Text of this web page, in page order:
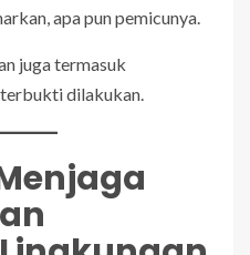
apa pun pemicunya.
juga termasuk
dilakukan.